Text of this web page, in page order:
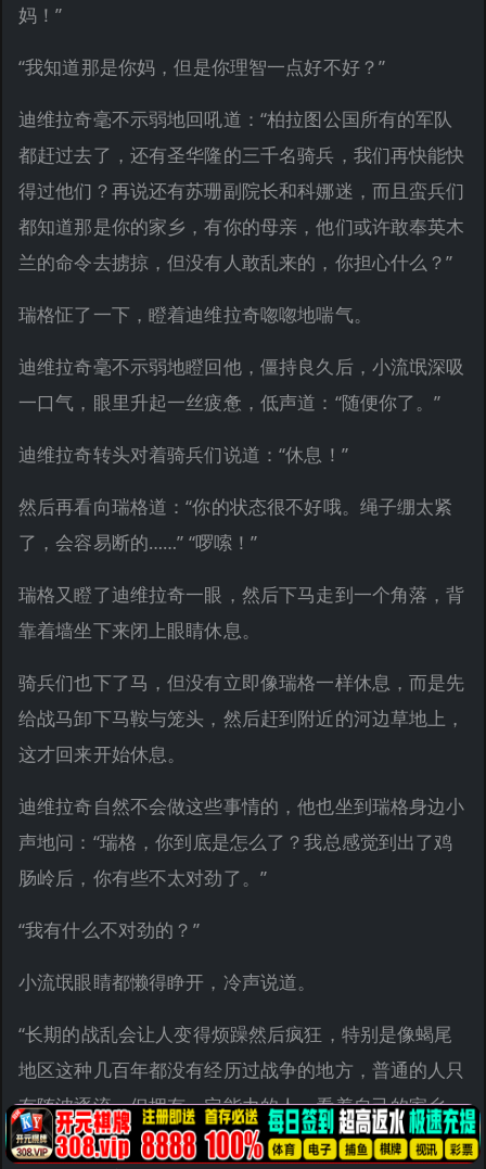
妈！”
“我知道那是你妈，但是你理智一点好不好？”
迪维拉奇毫不示弱地回吼道：“柏拉图公国所有的军队
都赶过去了，还有圣华隆的三千名骑兵，我们再快能快
得过他们？再说还有苏珊副院长和科娜迷，而且蛮兵们
都知道那是你的家乡，有你的母亲，他们或许敢奉英木
兰的命令去掳掠，但没有人敢乱来的，你担心什么？”
瑞格怔了一下，瞪着迪维拉奇唿唿地喘气。
迪维拉奇毫不示弱地瞪回他，僵持良久后，小流氓深吸
一口气，眼里升起一丝疲惫，低声道：“随便你了。”
迪维拉奇转头对着骑兵们说道：“休息！”
然后再看向瑞格道：“你的状态很不好哦。绳子绷太紧
了，会容易断的……” “啰嗦！”
瑞格又瞪了迪维拉奇一眼，然后下马走到一个角落，背
靠着墙坐下来闭上眼睛休息。
骑兵们也下了马，但没有立即像瑞格一样休息，而是先
给战马卸下马鞍与笼头，然后赶到附近的河边草地上，
这才回来开始休息。
迪维拉奇自然不会做这些事情的，他也坐到瑞格身边小
声地问：“瑞格，你到底是怎么了？我总感觉到出了鸡
肠岭后，你有些不太对劲了。”
“我有什么不对劲的？”
小流氓眼睛都懒得睁开，冷声说道。
“长期的战乱会让人变得烦躁然后疯狂，特别是像蝎尾
地区这种几百年都没有经历过战争的地方，普通的人只
有随波逐流，但拥有一定能力的人，看着自己的家乡一
次次被侵略摧残却无能为力，这种挫败感会比普通人更